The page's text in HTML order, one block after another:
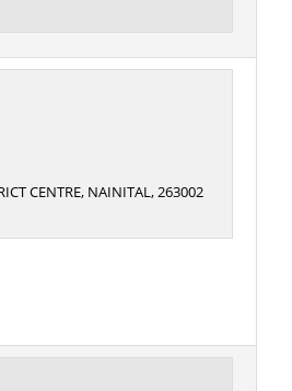
CENTRE, NAINITAL, 263002